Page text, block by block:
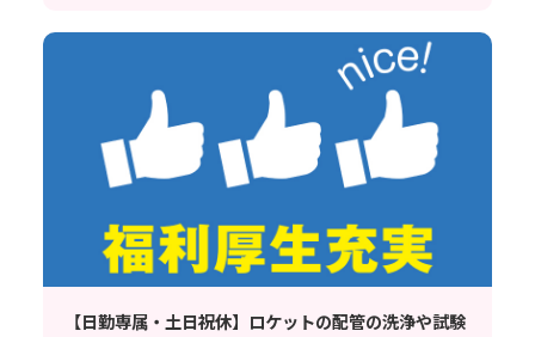
【日勤専属・土日祝休】ロケットの配管の洗浄や試験